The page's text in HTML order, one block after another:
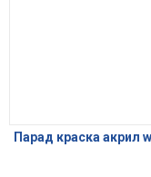
Парад краска акрил